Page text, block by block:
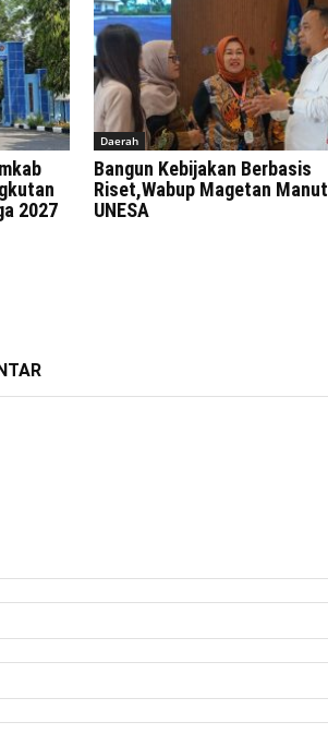
2027
Daerah
Bangun Kebijakan Berbasis
Riset,Wabup Magetan Manut
UNESA